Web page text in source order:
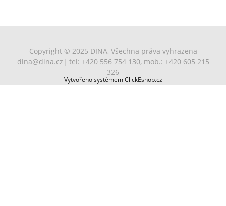
Copyright © 2025 DINA, Všechna práva vyhrazena
dina@dina.cz | tel: +420 556 754 130, mob.: +420 605 215
326
Vytvořeno systémem ClickEshop.cz